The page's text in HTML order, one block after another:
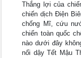
Thắng lợi của
chiến dịch Điện
chống Mĩ, cứu
chiến toàn quốc
nào dưới đây
nổi dậy Tết Mậu